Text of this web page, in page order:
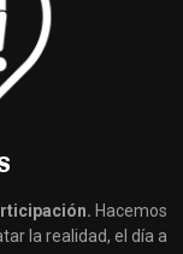
Hacemos
la realidad, el día a